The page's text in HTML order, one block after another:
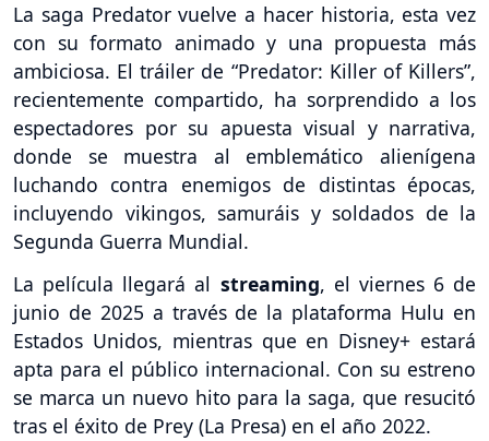
La saga Predator vuelve a hacer historia, esta vez
con su formato animado y una propuesta más
ambiciosa. El tráiler de “Predator: Killer of Killers”,
recientemente compartido, ha sorprendido a los
espectadores por su apuesta visual y narrativa,
donde se muestra al emblemático alienígena
luchando contra enemigos de distintas épocas,
incluyendo vikingos, samuráis y soldados de la
Segunda Guerra Mundial.
La película llegará al streaming, el viernes 6 de
junio de 2025 a través de la plataforma Hulu en
Estados Unidos, mientras que en Disney+ estará
apta para el público internacional. Con su estreno
se marca un nuevo hito para la saga, que resucitó
tras el éxito de Prey (La Presa) en el año 2022.